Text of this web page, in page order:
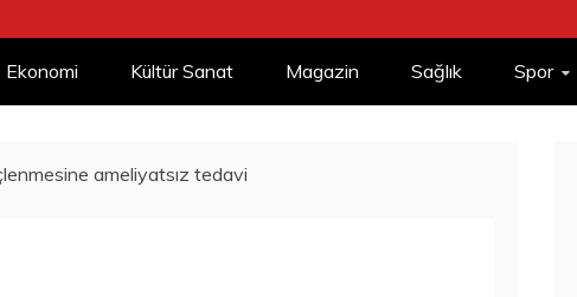
Ekonomi Kültür Sanat Magazin Sağlık Spor
ameliyatsız tedavi